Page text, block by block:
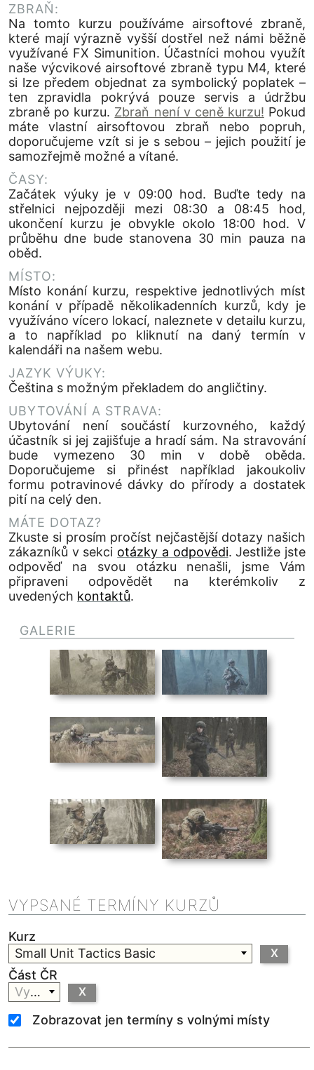
ZBRAŇ:
Na tomto kurzu používáme airsoftové zbraně,
které mají výrazně vyšší dostřel než námi běžně
využívané FX Simunition. Účastníci mohou využít
naše výcvikové airsoftové zbraně typu M4, které
si lze předem objednat za symbolický poplatek –
ten zpravidla pokrývá pouze servis a údržbu
zbraně po kurzu. Zbraň není v ceně kurzu! Pokud
máte vlastní airsoftovou zbraň nebo popruh,
doporučujeme vzít si je s sebou – jejich použití je
samozřejmě možné a vítané.
ČASY:
Začátek výuky je v 09:00 hod. Buďte tedy na
střelnici nejpozději mezi 08:30 a 08:45 hod,
ukončení kurzu je obvykle okolo 18:00 hod. V
průběhu dne bude stanovena 30 min pauza na
oběd.
MÍSTO:
Místo konání kurzu, respektive jednotlivých míst
konání v případě několikadenních kurzů, kdy je
využíváno vícero lokací, naleznete v detailu kurzu,
a to například po kliknutí na daný termín v
kalendáři na našem webu.
JAZYK VÝUKY:
Čeština s možným překladem do angličtiny.
UBYTOVÁNÍ A STRAVA:
Ubytování není součástí kurzovného, každý
účastník si jej zajišťuje a hradí sám. Na stravování
bude vymezeno 30 min v době oběda.
Doporučujeme si přinést například jakoukoliv
formu potravinové dávky do přírody a dostatek
pití na celý den.
MÁTE DOTAZ?
Zkuste si prosím pročíst nejčastější dotazy našich
zákazníků v sekci otázky a odpovědi. Jestliže jste
odpověď na svou otázku nenašli, jsme Vám
připraveni odpovědět na kterémkoliv z
uvedených kontaktů.
GALERIE
VYPSANÉ TERMÍNY KURZŮ
Kurz
Small Unit Tactics Basic
X
Část ČR
Vyberte
X
Zobrazovat jen termíny s volnými místy